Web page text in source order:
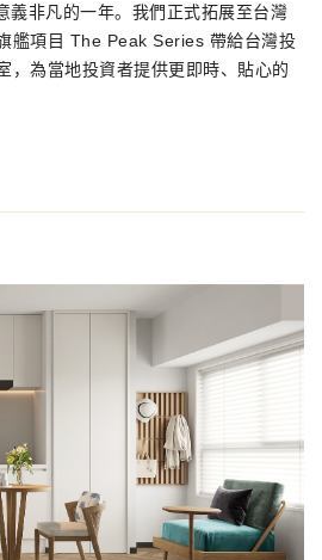
義非凡的一年。我們正式拓展至台灣
艦項目 The Peak Series 帶給台灣投
，為當地投資者提供更即時、貼心的